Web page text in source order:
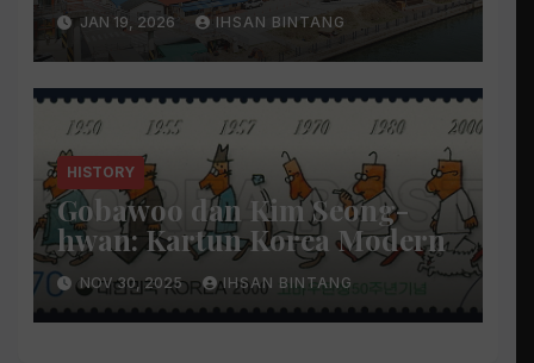
JAN 19, 2026 IHSAN BINTANG
HISTORY
Gobawoo dan Kim Seong-
hwan: Kartun Korea Modern
NOV 30, 2025 IHSAN BINTANG